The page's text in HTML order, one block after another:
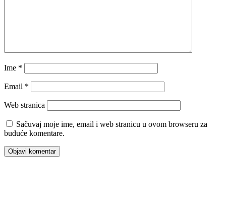
Ime *
Email *
Web stranica
Sačuvaj moje ime, email i web stranicu u ovom browseru za
buduće komentare.